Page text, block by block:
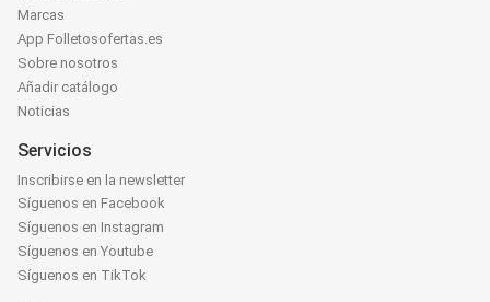
Marcas
App Folletosofertas.es
Sobre nosotros
Añadir catálogo
Noticias
Servicios
Inscribirse en la newsletter
Síguenos en Facebook
Síguenos en Instagram
Síguenos en Youtube
Síguenos en TikTok